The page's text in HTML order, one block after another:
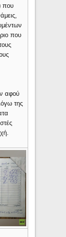
που
που
αφού
της